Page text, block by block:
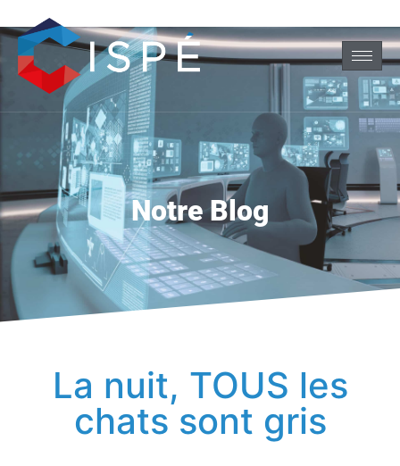
Notre Blog
La nuit, TOUS les
chats sont gris